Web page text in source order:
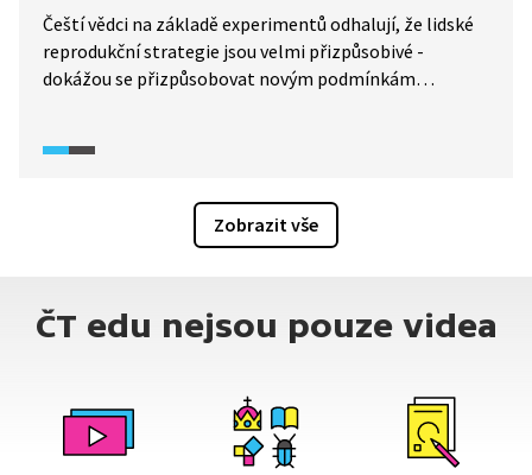
Čeští vědci na základě experimentů odhalují, že lidské
reprodukční strategie jsou velmi přizpůsobivé -
dokážou se přizpůsobovat novým podmínkám
jako na společnost poměrné hojnosti a nadbytku, jako
investování do dětí v naší minulosti i současnosti, kdy
platí jednoduchá rovnice: "Lépe je investovat více
Zobrazit vše
ČT edu nejsou pouze videa